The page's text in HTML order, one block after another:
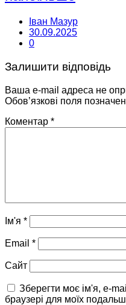
Іван Мазур
30.09.2025
0
Залишити відповідь
Ваша e-mail адреса не
Обов’язкові поля
Коментар *
Ім'я *
Email *
Сайт
Зберегти моє ім'я, e-
браузері для моїх